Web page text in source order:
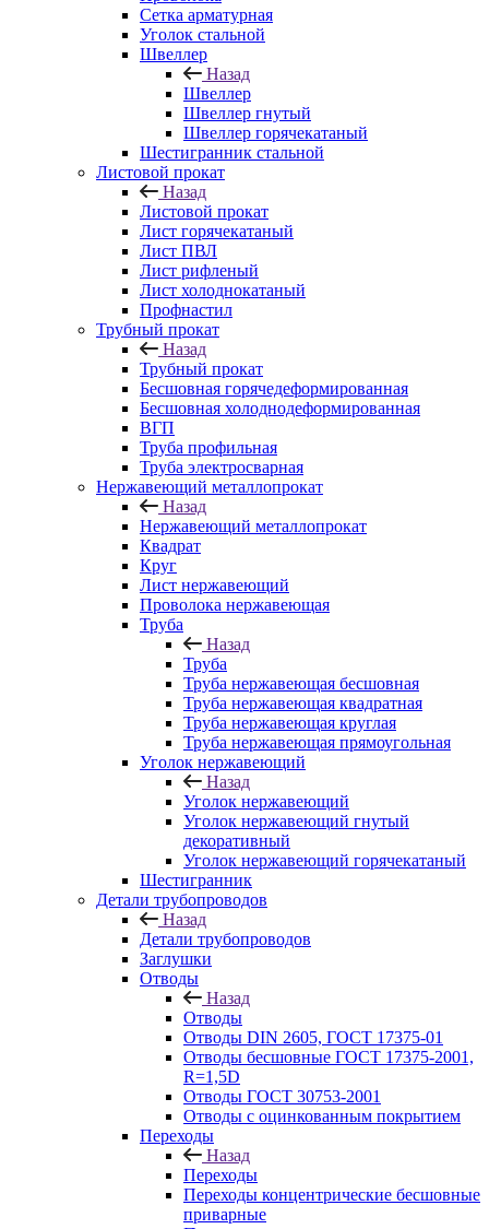
Сетка арматурная
Уголок стальной
Швеллер
Назад
Швеллер
Швеллер гнутый
Швеллер горячекатаный
Шестигранник стальной
Листовой прокат
Назад
Листовой прокат
Лист горячекатаный
Лист ПВЛ
Лист рифленый
Лист холоднокатаный
Профнастил
Трубный прокат
Назад
Трубный прокат
Бесшовная горячедеформированная
Бесшовная холоднодеформированная
ВГП
Труба профильная
Труба электросварная
Нержавеющий металлопрокат
Назад
Нержавеющий металлопрокат
Квадрат
Круг
Лист нержавеющий
Проволока нержавеющая
Труба
Назад
Труба
Труба нержавеющая бесшовная
Труба нержавеющая квадратная
Труба нержавеющая круглая
Труба нержавеющая прямоугольная
Уголок нержавеющий
Назад
Уголок нержавеющий
Уголок нержавеющий гнутый
декоративный
Уголок нержавеющий горячекатаный
Шестигранник
Детали трубопроводов
Назад
Детали трубопроводов
Заглушки
Отводы
Назад
Отводы
Отводы DIN 2605, ГОСТ 17375-01
Отводы бесшовные ГОСТ 17375-2001,
R=1,5D
Отводы ГОСТ 30753-2001
Отводы с оцинкованным покрытием
Переходы
Назад
Переходы
Переходы концентрические бесшовные
приварные